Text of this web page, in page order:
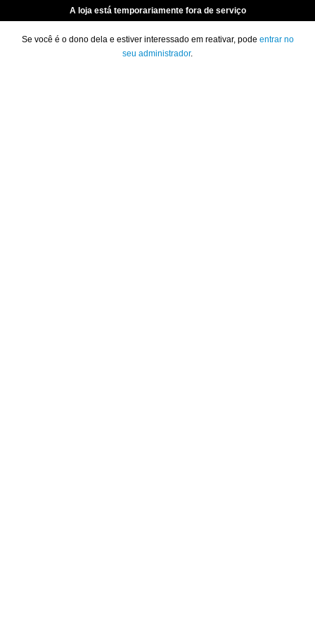
A loja está temporariamente fora de serviço
Se você é o dono dela e estiver interessado em reativar, pode entrar no
seu administrador.